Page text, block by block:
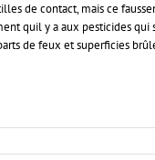
de contact, mais ce
quil y a aux pesticides
de feux et superficies